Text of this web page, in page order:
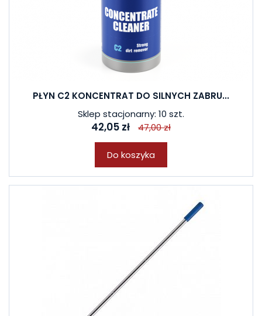
PŁYN C2 KONCENTRAT DO SILNYCH ZABRU...
Sklep stacjonarny: 10 szt.
42,05 zł 47,00 zł
Do koszyka